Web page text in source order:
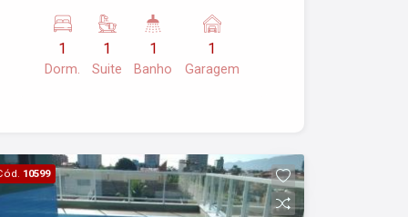
das melhores regiões de
Caraguatatuba, a aproximadamente 5
minutos de carro do Centro, próximo a
lazer ou investimento, sendo uma
excelente opção para locação por
temporada via Livreh ou Airbnb,
1
Dorm.
1
Suite
1
Banho
1
Garagem
10599